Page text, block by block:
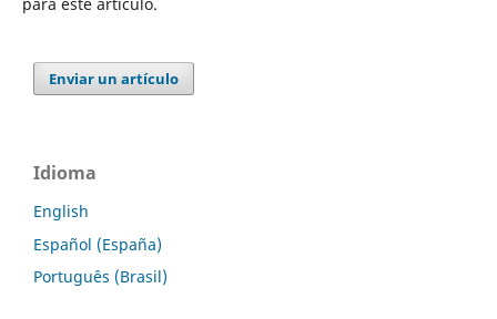
Enviar un artículo
Idioma
English
Español (España)
Português (Brasil)